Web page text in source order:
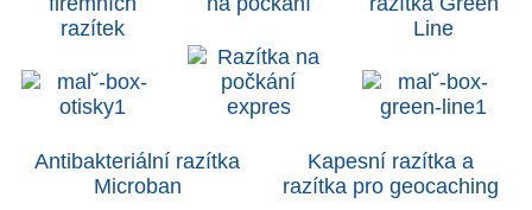
razítek
Line
Antibakteriální razítka
Microban
Kapesní razítka a
razítka pro geocaching